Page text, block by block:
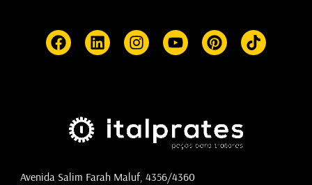
Avenida Salim Farah Maluf, 4356/4360